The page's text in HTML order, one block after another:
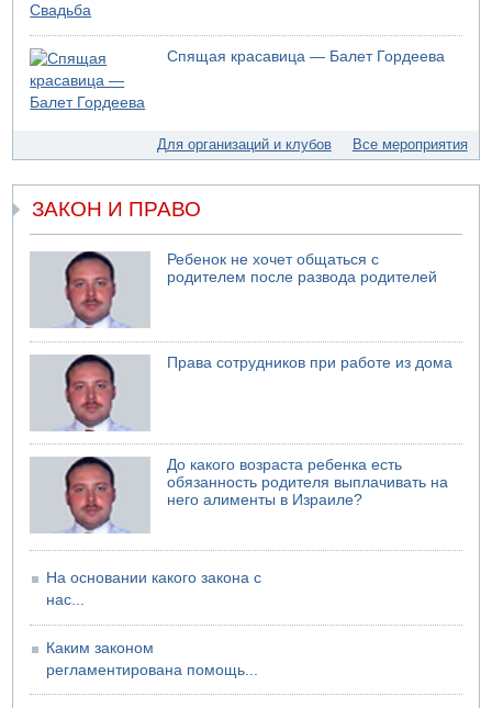
Сын экс-депутата от партии ШАС арестован за
хранение незаконного оружия и наркотиков
09.08.2026 19:36
16-летний подросток разбился насмерть при падении
09.08.2026 19:13
16-летний подросток упал со скалы в районе пещеры
Кешет (Верхняя Галилея)
09.08.2026 19:10
Двое погибших при столкновении автомобилей на 1
шоссе
09.08.2026 18:30
Пресс-служба ЦАХАЛа сообщила об уничтожении
09.08.2026 18:19
Ради церемонии закладки нового поселения ЦАХАЛ
выгнал из дома палестинскую семью
09.08.2026 18:15
Мухаммед Дахлан: "Слова Нетанияху - вызов,
пренебрежение и обман по отношению к американской
администрации и команде президента Трампа»
09.08.2026 18:10
"дорожной карте" из 15 пунктов
12-летний мальчик утонул в Иордане, упав из лодки
Сирийские службы безопасности сообщили об аресте 9
боевиков ИГИЛ в районе Кунейтры
Спящая красавица — Балет Гордеева
Для организаций и клубов Все мероприятия
ЗАКОН И ПРАВО
Ребенок не хочет общаться с
родителем после развода родителей
Права сотрудников при работе из дома
До какого возраста ребенка есть
обязанность родителя выплачивать на
него алименты в Израиле?
На основании какого закона с
нас...
Каким законом
регламентирована помощь...